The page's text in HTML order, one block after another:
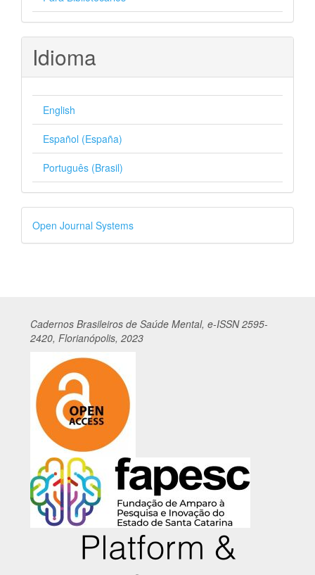
Idioma
English
Español (España)
Português (Brasil)
Desenvolvido
por
Open Journal Systems
Cadernos Brasileiros de Saúde Mental, e-ISSN 2595-
2420, Florianópolis, 2023